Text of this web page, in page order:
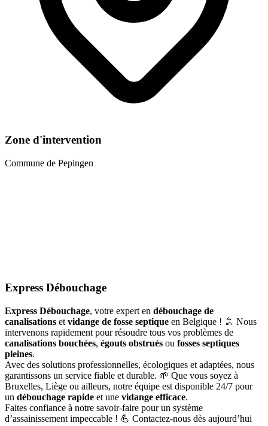
Zone d'intervention
Commune de Pepingen
Express Débouchage
Express Débouchage, votre expert en débouchage de
canalisations et vidange de fosse septique en Belgique ! 🚿 Nous
intervenons rapidement pour résoudre tous vos problèmes de
canalisations bouchées, égouts obstrués ou fosses septiques
pleines.
Avec des solutions professionnelles, écologiques et adaptées, nous
garantissons un service fiable et durable. 🌱 Que vous soyez à
Bruxelles, Liège ou ailleurs, notre équipe est disponible 24/7 pour
un débouchage rapide et une vidange efficace.
Faites confiance à notre savoir-faire pour un système
d’assainissement impeccable ! 💪 Contactez-nous dès aujourd’hui